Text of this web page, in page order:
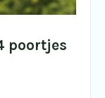
poortjes